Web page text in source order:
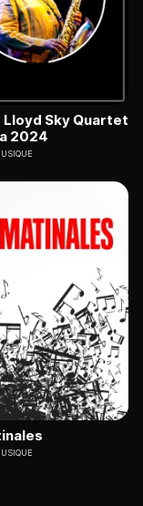
Lloyd Sky Quartet
2024